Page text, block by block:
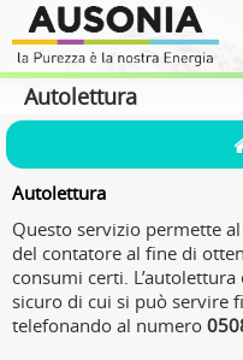
Autolettura
Autolettura
Questo servizio permette
del contatore al fine di
consumi certi.
sicuro di cui si può servire
telefonando al numero